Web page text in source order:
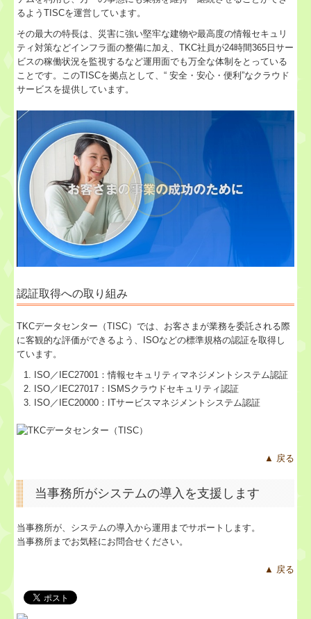
るようTISCを運営しています。
その最大の特長は、災害に強い堅牢な建物や最高度の情報セキュリ
ティ対策などインフラ面の整備に加え、TKC社員が24時間365日サー
ビスの稼働状況を監視するなど運用面でも万全な体制をとっている
ことです。このTISCを拠点として、“ 安全・安心・便利”なクラウド
サービスを提供しています。
認証取得への取り組み
TKCデータセンター（TISC）では、お客さまが業務を委託される際
に客観的な評価ができるよう、ISOなどの標準規格の認証を取得し
ています。
ISO／IEC27001：情報セキュリティマネジメントシステム認証
ISO／IEC27017：ISMSクラウドセキュリティ認証
ISO／IEC20000：ITサービスマネジメントシステム認証
▲ 戻る
当事務所がシステムの導入を支援します
当事務所が、システムの導入から運用までサポートします。
当事務所までお気軽にお問合せください。
▲ 戻る